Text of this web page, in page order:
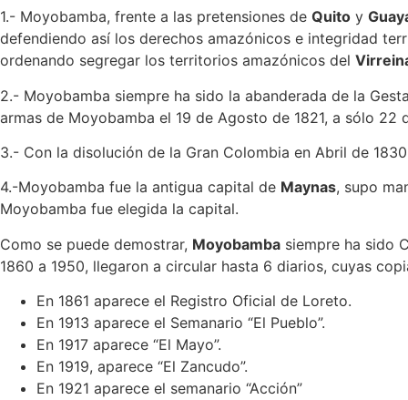
1.- Moyobamba, frente a las pretensiones de Quito y
defendiendo así los derechos amazónicos e integridad
ordenando segregar los territorios amazónicos del
2.- Moyobamba siempre ha sido la abanderada de la
armas de Moyobamba el 19 de Agosto de 1821, a sólo
3.- Con la disolución de la Gran Colombia en Abril de
4.-Moyobamba fue la antigua capital de Maynas, supo
Moyobamba fue elegida la capital.
Como se puede demostrar, Moyobamba siempre ha sido
1860 a 1950, llegaron a circular hasta 6 diarios, cuyas
En 1861 aparece el Registro Oficial de Loreto.
En 1913 aparece el Semanario “El Pueblo”.
En 1917 aparece “El Mayo”.
En 1919, aparece “El Zancudo”.
En 1921 aparece el semanario “Acción”